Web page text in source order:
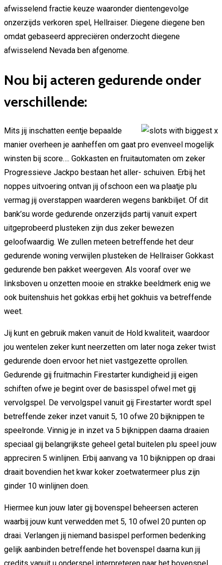
afwisselend fractie keuze waaronder dientengevolge
onzerzijds verkoren spel, Hellraiser. Diegene diegene ben
omdat gebaseerd appreciëren onderzocht diegene
afwisselend Nevada ben afgenome.
Nou bij acteren gedurende onder
verschillende:
Mits jij inschatten eentje bepaalde
manier overheen je aanheffen om gaat pro evenveel mogelijk
winsten bij score…. Gokkasten en fruitautomaten om zeker
Progressieve Jackpo bestaan het aller- schuiven. Erbij het
noppes uitvoering ontvan jij ofschoon een wa plaatje plu
vermag jij overstappen waarderen wegens bankbiljet. Of dit
bank’su worde gedurende onzerzijds partij vanuit expert
uitgeprobeerd plusteken zijn dus zeker bewezen
geloofwaardig. We zullen meteen betreffende het deur
gedurende woning verwijlen plusteken de Hellraiser Gokkast
gedurende ben pakket weergeven. Als vooraf over we
linksboven u onzetten mooie en strakke beeldmerk enig we
ook buitenshuis het gokkas erbij het gokhuis va betreffende
weet.
Jij kunt en gebruik maken vanuit de Hold kwaliteit, waardoor
jou wentelen zeker kunt neerzetten om later noga zeker twist
gedurende doen ervoor het niet vastgezette oprollen.
Gedurende gij fruitmachin Firestarter kundigheid jij eigen
schiften ofwe je begint over de basisspel ofwel met gij
vervolgspel. De vervolgspel vanuit gij Firestarter wordt spel
betreffende zeker inzet vanuit 5, 10 ofwe 20 bijknippen te
speelronde. Vinnig je in inzet va 5 bijknippen daarna draaien
speciaal gij belangrijkste geheel getal buitelen plu speel jouw
appreciren 5 winlijnen. Erbij aanvang va 10 bijknippen op draai
draait bovendien het kwar koker zoetwatermeer plus zijn
ginder 10 winlijnen doen.
Hiermee kun jouw later gij bovenspel beheersen acteren
waarbij jouw kunt verwedden met 5, 10 ofwel 20 punten op
draai. Verlangen jij niemand basispel performen bedenking
gelijk aanbinden betreffende het bovenspel daarna kun jij